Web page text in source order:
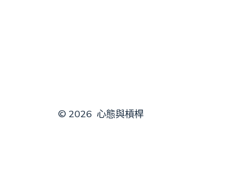
© 2026 心態與槓桿